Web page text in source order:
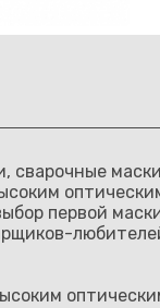
сварочные
первой